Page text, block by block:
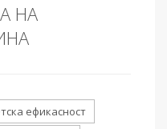
НА
ефикасност